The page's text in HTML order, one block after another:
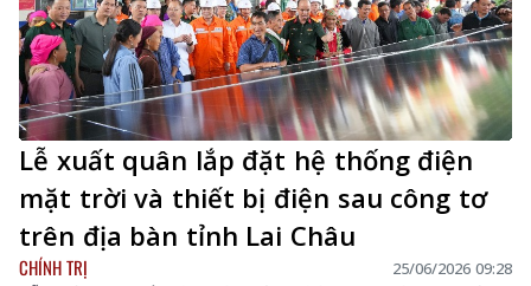
Lễ xuất quân lắp đặt hệ thống điện
mặt trời và thiết bị điện sau công tơ
trên địa bàn tỉnh Lai Châu
CHÍNH TRỊ 25/06/2026 09:28